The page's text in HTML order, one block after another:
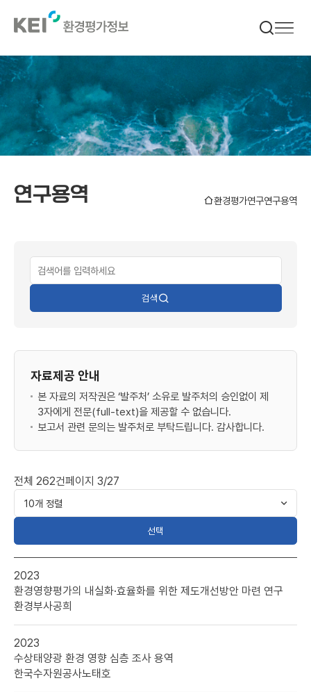
메인으로
이동
연구용역 홈환경평가연구연구용역
검색
자료제공 안내
본 자료의 저작권은 ‘발주처’ 소유로 발주처의 승인없이 제
3자에게 전문(full-text)을 제공할 수 없습니다.
보고서 관련 문의는 발주처로 부탁드립니다. 감사합니다.
전체 262건페이지 3/27
선택
>
연구용역
목록
-
연도,
제목,
발주처,
2023
환경영향평가의 내실화·효율화를 위한 제도개선방안 마련 연구
환경부사공희
2023
수상태양광 환경 영향 심층 조사 용역
한국수자원공사노태호